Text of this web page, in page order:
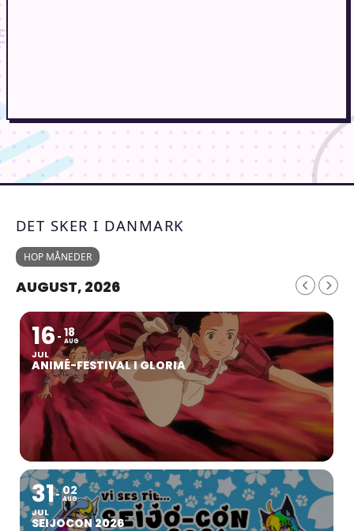
DET SKER I DANMARK
HOP MÅNEDER
AUGUST, 2026
16
JUL
18
AUG
ANIMÉ-FESTIVAL I GLORIA
31
JUL
02
AUG
SEIJOCON 2026